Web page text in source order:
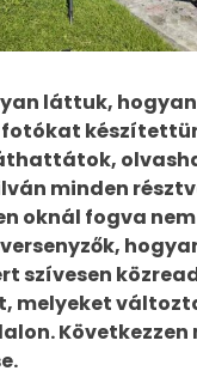
láttuk,
minden
oknál fogva
szívesen
melyeket
Következzen